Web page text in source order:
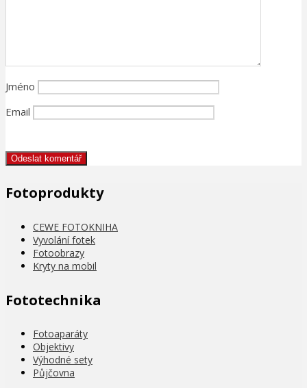
Jméno
Email
Fotoprodukty
CEWE FOTOKNIHA
Vyvolání fotek
Fotoobrazy
Kryty na mobil
Fototechnika
Fotoaparáty
Objektivy
Výhodné sety
Půjčovna